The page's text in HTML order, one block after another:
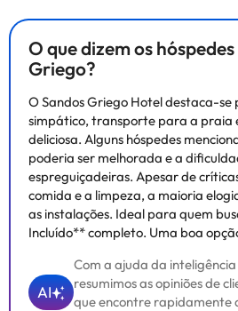
O que dizem os
Griego?
O Sandos Griego Hotel destaca-se
simpático, transporte para a praia
deliciosa. Alguns hóspedes
poderia ser melhorada e a
espreguiçadeiras. Apesar de
comida e a limpeza, a maioria
as instalações. Ideal para quem
Incluído** completo. Uma boa
AI
Com a ajuda da
resumimos as opiniões de
que encontre rapidamente